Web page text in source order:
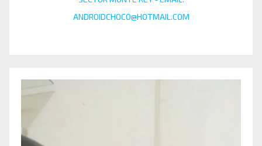
ANDROIDCHOCO@HOTMAIL.COM